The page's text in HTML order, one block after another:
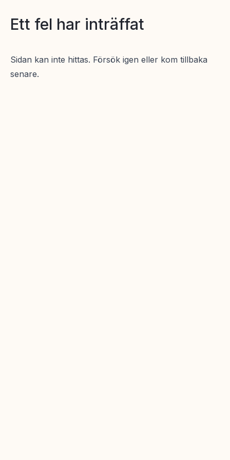
Ett fel har inträffat
Sidan kan inte hittas. Försök igen eller kom tillbaka
senare.